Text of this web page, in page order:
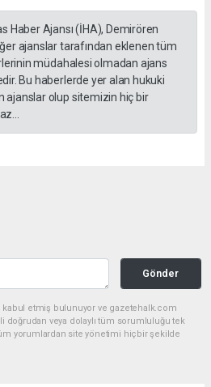
Haber Ajansı (İHA), Demirören
ajanslar tarafından eklenen tüm
müdahalesi olmadan ajans
Bu haberlerde yer alan hukuki
ajanslar olup sitemizin hiç bir
Gönder
kabul etmiş bulunuyor ve gazetehalk.com
doğrudan veya dolaylı tüm sorumluluğu tek
yorumlardan site yönetimi hiçbir şekilde